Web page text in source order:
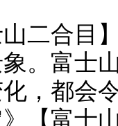
二合目
。富士
，都会
【富士